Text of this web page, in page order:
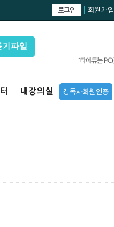
로그인 회원가입
파일
내강의실 경독사회원인증